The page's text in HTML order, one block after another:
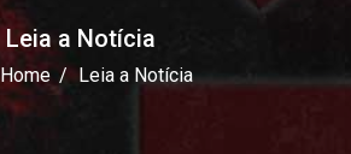
Leia a Notícia
Home Leia a Notícia